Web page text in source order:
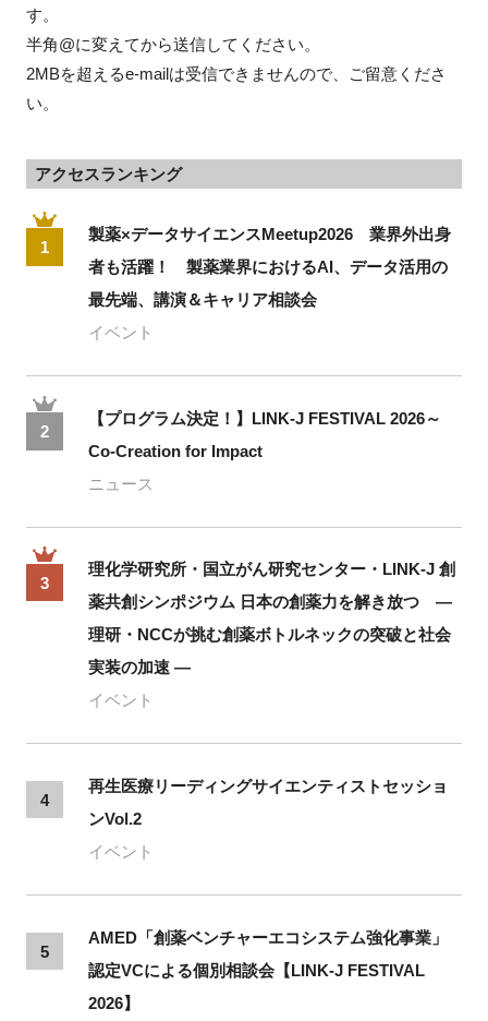
す。
半角@に変えてから送信してください。
2MBを超えるe-mailは受信できませんので、ご留意くださ
い。
アクセスランキング
1
製薬×データサイエンスMeetup2026 業界外出身
者も活躍！ 製薬業界におけるAI、データ活用の
最先端、講演＆キャリア相談会
イベント
2
【プログラム決定！】LINK-J FESTIVAL 2026～
Co-Creation for Impact
ニュース
3
理化学研究所・国立がん研究センター・LINK-J 創
薬共創シンポジウム 日本の創薬力を解き放つ ―
理研・NCCが挑む創薬ボトルネックの突破と社会
実装の加速 ―
イベント
4
再生医療リーディングサイエンティストセッショ
ンVol.2
イベント
5
AMED「創薬ベンチャーエコシステム強化事業」
認定VCによる個別相談会【LINK-J FESTIVAL
2026】